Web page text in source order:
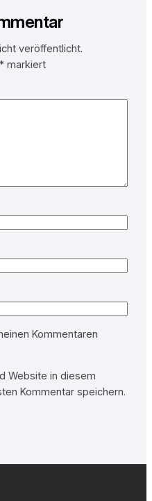
veröffentlicht.
*markiert
Kommentaren
Website in diesem
Kommentar speichern.